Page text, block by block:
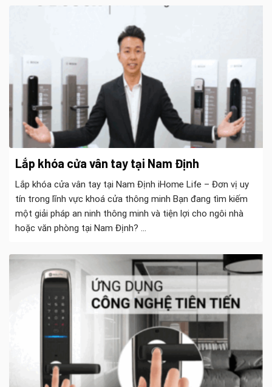
Lắp khóa cửa vân tay tại Nam Định
Lắp khóa cửa vân tay tại Nam Định iHome Life – Đơn vị uy
tín trong lĩnh vực khoá cửa thông minh Bạn đang tìm kiếm
một giải pháp an ninh thông minh và tiện lợi cho ngôi nhà
hoặc văn phòng tại Nam Định? ...